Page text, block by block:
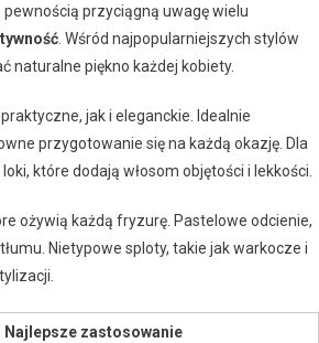
przyciągną uwagę wielu
. Wśród najpopularniejszych stylów
naturalne piękno każdej kobiety.
jak i eleganckie. Idealnie
przygotowanie się na każdą okazję. Dla
które dodają włosom objętości i lekkości.
ożywią każdą fryzurę. Pastelowe odcienie,
Nietypowe sploty, takie jak warkocze i
Najlepsze zastosowanie